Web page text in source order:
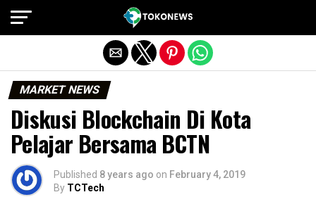
MARKET NEWS
Diskusi Blockchain Di Kota
Pelajar Bersama BCTN
Published 8 years ago on February 4, 2019
By TCTech
Exit mobile version